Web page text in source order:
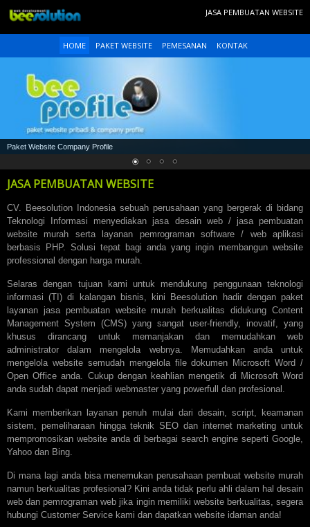
JASA PEMBUATAN WEBSITE
HOME PAKET WEBSITE PEMESANAN KONTAK
Paket Website Company Profile
JASA PEMBUATAN WEBSITE
CV. Beesolution Indonesia sebuah perusahaan yang bergerak di bidang
Teknologi Informasi menyediakan jasa desain web / jasa pembuatan
website murah serta layanan pemrograman software / web aplikasi
berbasis PHP. Solusi tepat bagi anda yang ingin membangun website
professional dengan harga murah.
Selaras dengan tujuan kami untuk mendukung penggunaan teknologi
informasi (TI) di kalangan bisnis, kini Beesolution hadir dengan paket
layanan jasa pembuatan website murah berkualitas didukung Content
Management System (CMS) yang sangat user-friendly, inovatif, yang
khusus dirancang untuk memanjakan dan memudahkan web
administrator dalam mengelola webnya. Memudahkan anda untuk
mengelola website semudah mengelola file dokumen Microsoft Word /
Open Office anda. Cukup dengan keahlian mengetik di Microsoft Word
anda sudah dapat menjadi webmaster yang powerfull dan profesional.
Kami memberikan layanan penuh mulai dari desain, script, keamanan
sistem, pemeliharaan hingga teknik SEO dan internet marketing untuk
mempromosikan website anda di berbagai search engine seperti Google,
Yahoo dan Bing.
Di mana lagi anda bisa menemukan perusahaan pembuat website murah
namun berkualitas profesional? Kini anda tidak perlu ahli dalam hal desain
web dan pemrograman web jika ingin memiliki website berkualitas, segera
hubungi Customer Service kami dan dapatkan website idaman anda!